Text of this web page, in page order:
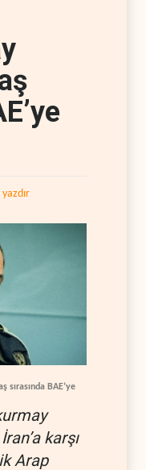
yazdır
sırasında BAE’ye
karşı
Arap